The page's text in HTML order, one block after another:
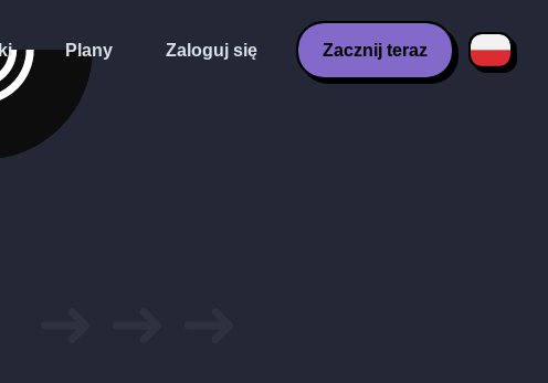
Plany Zaloguj się Zacznij teraz